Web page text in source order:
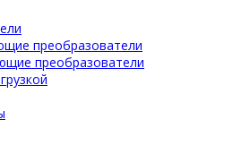
преобразователи
преобразователи